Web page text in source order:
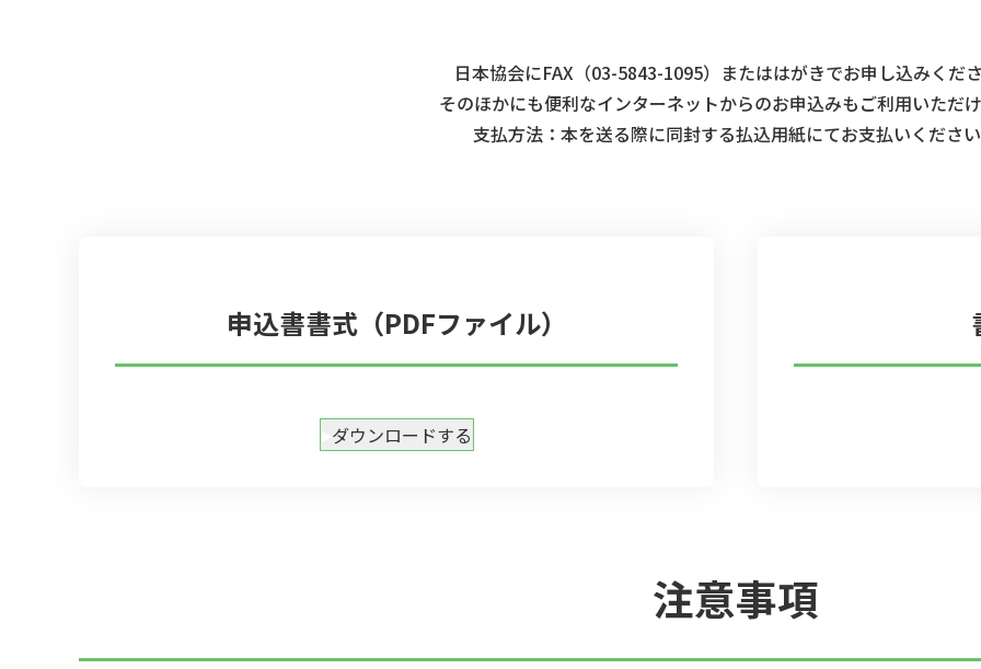
日本協会にFAX（03-5843-1095）またははがきでお申し込みくださ
そのほかにも便利なインターネットからのお申込みもご利用いただけ
支払方法：本を送る際に同封する払込用紙にてお支払いください
申込書書式（PDFファイル）
ダウンロードする
注意事項